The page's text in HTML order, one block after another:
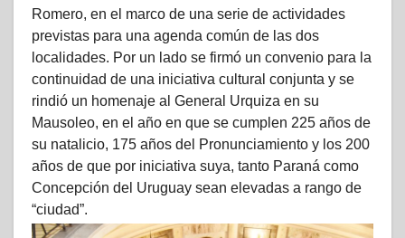
Romero, en el marco de una serie de actividades
previstas para una agenda común de las dos
localidades. Por un lado se firmó un convenio para la
continuidad de una iniciativa cultural conjunta y se
rindió un homenaje al General Urquiza en su
Mausoleo, en el año en que se cumplen 225 años de
su natalicio, 175 años del Pronunciamiento y los 200
años de que por iniciativa suya, tanto Paraná como
Concepción del Uruguay sean elevadas a rango de
“ciudad”.